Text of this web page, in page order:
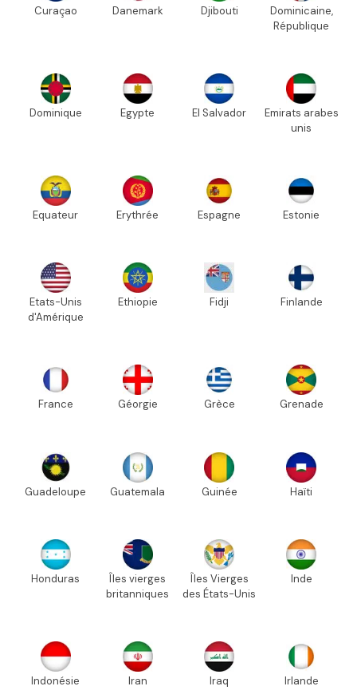
Curaçao Danemark Djibouti
Dominicaine,
République
Dominique Egypte El Salvador
Emirats arabes
unis
Equateur Erythrée Espagne Estonie
Etats-Unis
d'Amérique
Ethiopie Fidji Finlande
France Géorgie Grèce Grenade
Guadeloupe Guatemala Guinée Haïti
Honduras
Îles vierges
britanniques
Îles Vierges
des États-Unis
Inde
Indonésie Iran Iraq Irlande